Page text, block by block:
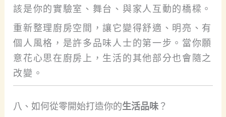
該是你的實驗室、舞台、與家人互動的橋樑。
重新整理廚房空間，讓它變得舒適、明亮、有
個人風格，是許多品味人士的第一步。當你願
意花心思在廚房上，生活的其他部分也會隨之
改變。
八、如何從零開始打造你的生活品味 ？